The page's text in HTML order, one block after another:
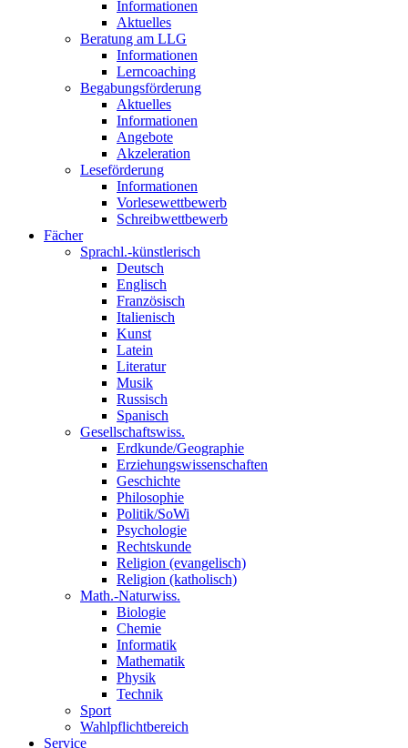
Informationen
Aktuelles
Beratung am LLG
Informationen
Lerncoaching
Begabungsförderung
Aktuelles
Informationen
Angebote
Akzeleration
Leseförderung
Informationen
Vorlesewettbewerb
Schreibwettbewerb
Fächer
Sprachl.-künstlerisch
Deutsch
Englisch
Französisch
Italienisch
Kunst
Latein
Literatur
Musik
Russisch
Spanisch
Gesellschaftswiss.
Erdkunde/Geographie
Erziehungswissenschaften
Geschichte
Philosophie
Politik/SoWi
Psychologie
Rechtskunde
Religion (evangelisch)
Religion (katholisch)
Math.-Naturwiss.
Biologie
Chemie
Informatik
Mathematik
Physik
Technik
Sport
Wahlpflichtbereich
Service